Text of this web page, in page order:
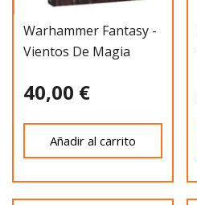
Warhammer Fantasy -
Vientos De Magia
40,00 €
Añadir al carrito